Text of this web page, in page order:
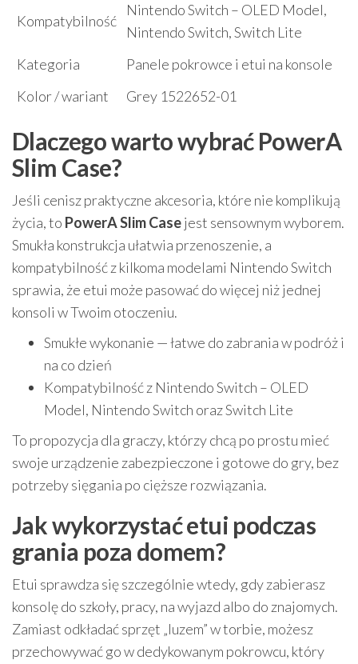
Kompatybilność
Nintendo Switch – OLED Model,
Nintendo Switch, Switch Lite
Kategoria
Panele pokrowce i etui na konsole
Kolor / wariant
Grey 1522652-01
Dlaczego warto wybrać PowerA
Slim Case?
Jeśli cenisz praktyczne akcesoria, które nie komplikują
życia, to PowerA Slim Casejest sensownym wyborem.
Smukła konstrukcja ułatwia przenoszenie, a
kompatybilność z kilkoma modelami Nintendo Switch
sprawia, że etui może pasować do więcej niż jednej
konsoli w Twoim otoczeniu.
Smukłe wykonanie — łatwe do zabrania w podróż i
na co dzień
Kompatybilność z Nintendo Switch – OLED
Model, Nintendo Switch oraz Switch Lite
To propozycja dla graczy, którzy chcą po prostu mieć
swoje urządzenie zabezpieczone i gotowe do gry, bez
potrzeby sięgania po cięższe rozwiązania.
Jak wykorzystać etui podczas
grania poza domem?
Etui sprawdza się szczególnie wtedy, gdy zabierasz
konsolę do szkoły, pracy, na wyjazd albo do znajomych.
Zamiast odkładać sprzęt „luzem” w torbie, możesz
przechowywać go w dedykowanym pokrowcu, który